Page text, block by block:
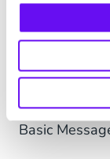
RCS Basic
alleen
en waar
De meest
Basic